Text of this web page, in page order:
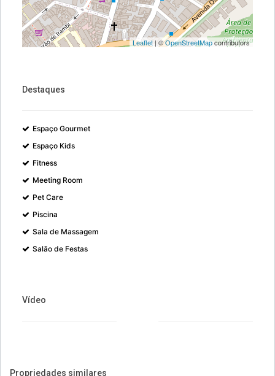
Leaflet | ©OpenStreetMapcontributors
Destaques
Espaço Gourmet
Espaço Kids
Fitness
Meeting Room
Pet Care
Piscina
Sala de Massagem
Salão de Festas
Vídeo
Propriedades similares